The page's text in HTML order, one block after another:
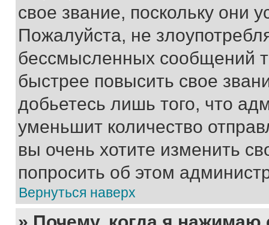
свое звание, поскольку они
Пожалуйста, не
бессмысленных сообщений
быстрее повысить свое
добьетесь лишь того, что
уменьшит количество
вы очень хотите изменить
попросить об этом
Вернуться наверх